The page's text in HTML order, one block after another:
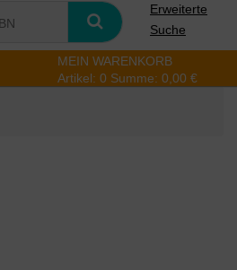
Erweiterte
Suche
MEIN WARENKORB
Artikel: 0 Summe: 0,00 €